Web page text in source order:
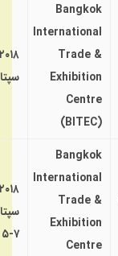
Bangkok
International
Trade &
Exhibition
Centre
(BITEC)
۲۰۱۸
Bangkok
International
Trade &
Exhibition
Centre
۲۰۱۸
۷-۵